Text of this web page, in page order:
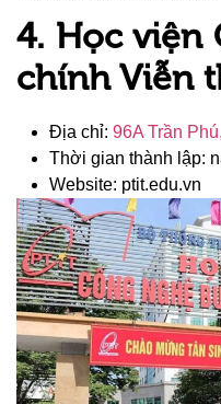
4. Học viện
chính Viễn
Địa chỉ: 96A Trần
Thời gian thành lập:
Website: ptit.edu.vn